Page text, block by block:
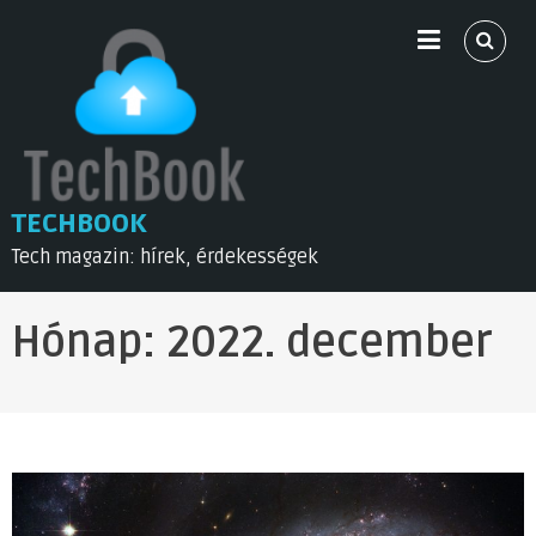
TECHBOOK
Tech magazin: hírek, érdekességek
Hónap: 2022. december